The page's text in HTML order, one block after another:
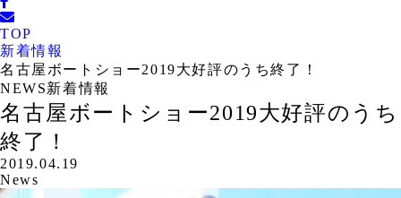
TOP
新着情報
名古屋ボートショー2019大好評のうち終了！
NEWS新着情報
名古屋ボートショー2019大好評のうち
終了！
2019.04.19
News